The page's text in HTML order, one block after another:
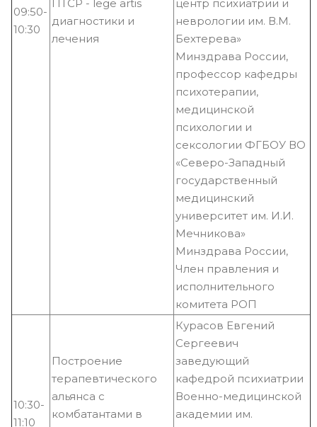
09:50-
10:30
ПТСР - lege artis
диагностики и
лечения
центр психиатрии и
неврологии им. В.М.
Бехтерева»
Минздрава России,
профессор кафедры
психотерапии,
медицинской
психологии и
сексологии ФГБОУ ВО
«Северо-Западный
государственный
медицинский
университет им. И.И.
Мечникова»
Минздрава России,
Член правления и
исполнительного
комитета РОП
10:30-
11:10
Построение
терапевтического
альянса с
комбатантами в
Курасов Евгений
Сергеевич
заведующий
кафедрой психиатрии
Военно-медицинской
академии им.